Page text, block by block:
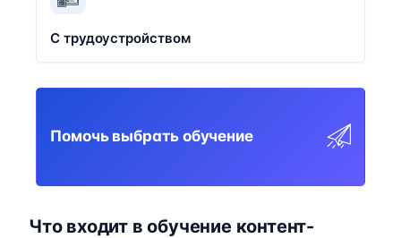
С трудоустройством
Помочь выбрать обучение
Что входит в обучение контент-